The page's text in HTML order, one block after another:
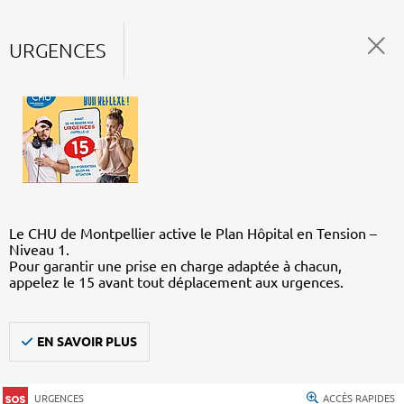
URGENCES
Le CHU de Montpellier active le Plan Hôpital en Tension –
Niveau 1.
Pour garantir une prise en charge adaptée à chacun,
appelez le 15 avant tout déplacement aux urgences.
EN SAVOIR PLUS
URGENCES ACCÈS RAPIDES